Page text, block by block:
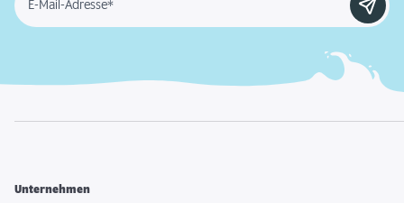
E-Mail-Adresse*
Unternehmen